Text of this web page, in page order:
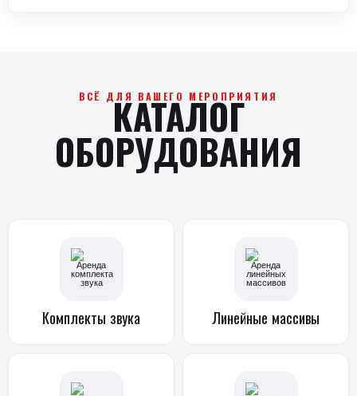
Комплекты звука Линейные массивы